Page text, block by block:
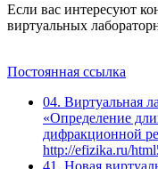
Если вас интересуют
виртуальных
Постоянная ссылка
04. Виртуальная
«Определение
дифракционной
http://efizika.ru/
41. Новая